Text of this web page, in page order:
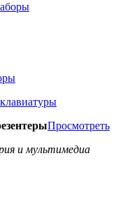
Просмотреть
и мультимедиа